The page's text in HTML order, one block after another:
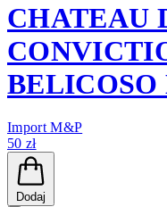
CHATEAU
BELICOSO
Import M&P
50 zł
Dodaj